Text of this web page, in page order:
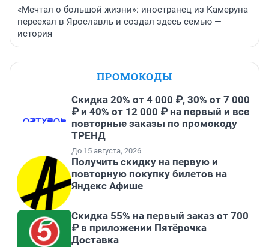
«Мечтал о большой жизни»: иностранец из Камеруна
переехал в Ярославль и создал здесь семью —
история
ПРОМОКОДЫ
Скидка 20% от 4 000 ₽, 30% от 7 000
₽ и 40% от 12 000 ₽ на первый и все
повторные заказы по промокоду
ТРЕНД
До 15 августа, 2026
Получить скидку на первую и
повторную покупку билетов на
Яндекс Афише
Скидка 55% на первый заказ от 700
₽ в приложении Пятёрочка
Доставка